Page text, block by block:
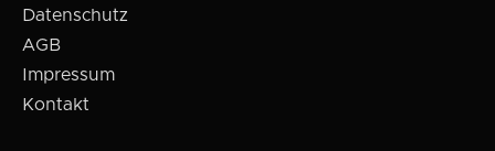
Datenschutz
AGB
Impressum
Kontakt